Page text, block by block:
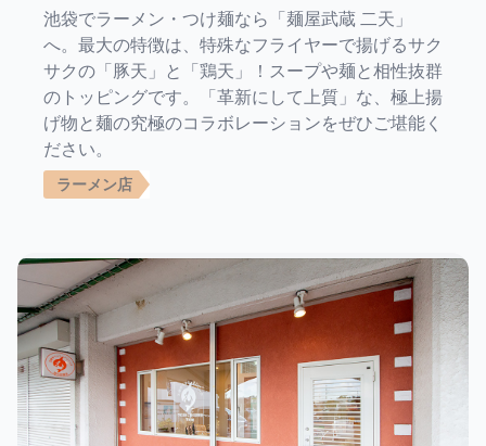
池袋でラーメン・つけ麺なら「麺屋武蔵 二天」
へ。最大の特徴は、特殊なフライヤーで揚げるサク
サクの「豚天」と「鶏天」！スープや麺と相性抜群
のトッピングです。「革新にして上質」な、極上揚
げ物と麺の究極のコラボレーションをぜひご堪能く
ださい。
ラーメン店